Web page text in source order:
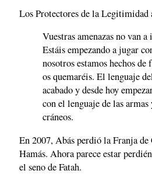
Los Protectores de la Legitimidad
Vuestras amenazas no van
Estáis empezando a jugar
nosotros estamos hechos de
os quemaréis. El lenguaje
acabado y desde hoy
con el lenguaje de las
cráneos.
En 2007, Abás perdió la Franja de
Hamás. Ahora parece estar
el seno de Fatah.